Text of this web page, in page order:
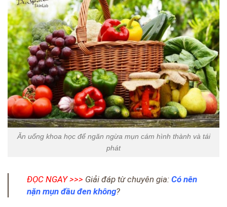
Ăn uống khoa học để ngăn ngừa mụn cám hình thành và tái
phát
ĐỌC NGAY >>> Giải đáp từ chuyên gia: Có nên
nặn mụn đầu đen không?